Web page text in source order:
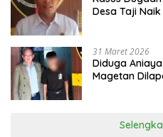
Desa Taji Naik
31 Maret 2026
Diduga
Magetan